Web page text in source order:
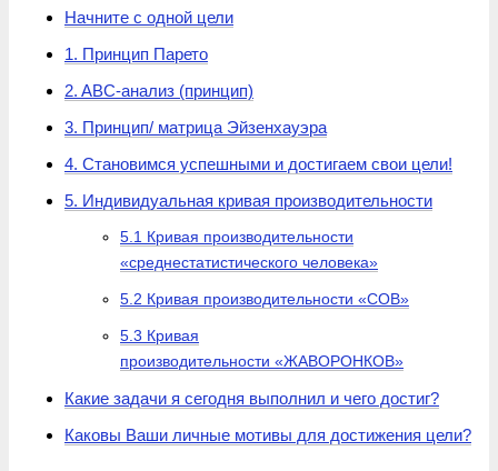
Начните с одной цели
1. Принцип Парето
2. ABC-анализ (принцип)
3. Принцип/ матрица Эйзенхауэра
4. Становимся успешными и достигаем свои цели!
5. Индивидуальная кривая производительности
5.1 Кривая производительности
«среднестатистического человека»
5.2 Кривая производительности «СОВ»
5.3 Кривая
производительности «ЖАВОРОНКОВ»
Какие задачи я сегодня выполнил и чего достиг?
Каковы Ваши личные мотивы для достижения цели?